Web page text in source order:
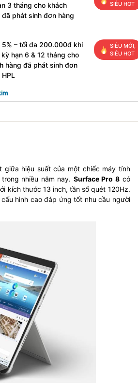
3 tháng cho khách
đã phát sinh đơn hàng
SIÊU HOT
5% – tối đa 200.000đ khi
kỳ hạn 6 & 12 tháng cho
hàng đã phát sinh đơn
SIÊU MỚI,
SIÊU HOT
giữa hiệu suất của một chiếc máy tính
nhiều năm nay. Surface Pro 8 có
kích thước 13 inch, tần số quét 120Hz.
hình cao đáp ứng tốt nhu cầu người